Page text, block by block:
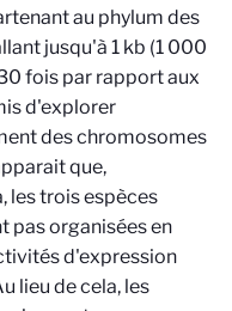
au phylum des
jusqu'à 1 kb (1 000
fois par rapport aux
d'explorer
des chromosomes
que,
les trois espèces
pas organisées en
d'expression
lieu de cela, les